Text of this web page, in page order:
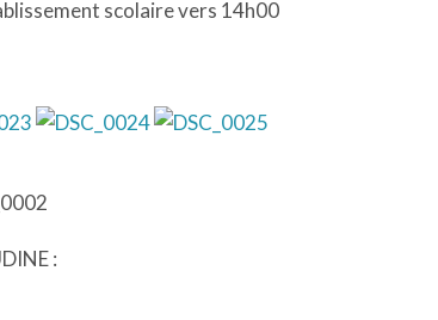
scolaire vers 14h00
: